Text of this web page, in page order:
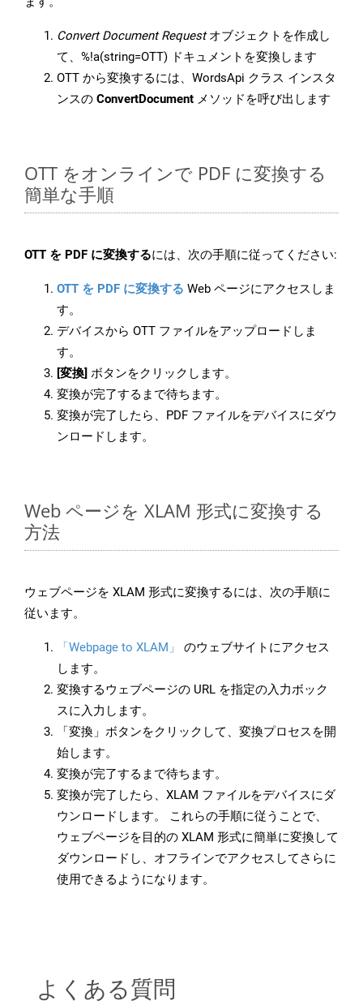
Convert Document Requestオブジェクトを作成し
て、%!a(string=OTT) ドキュメントを変換します
OTT から変換するには、WordsApi クラス インスタ
ンスの ConvertDocument メソッドを呼び出します
OTT をオンラインで PDF に変換する
簡単な手順
OTT を PDF に変換するには、次の手順に従ってください:
OTT を PDF に変換する Web ページにアクセスしま
す。
デバイスから OTT ファイルをアップロードしま
す。
[変換] ボタンをクリックします。
変換が完了するまで待ちます。
変換が完了したら、PDF ファイルをデバイスにダウ
ンロードします。
Web ページを XLAM 形式に変換する
方法
ウェブページを XLAM 形式に変換するには、次の手順に
従います。
「Webpage to XLAM」
のウェブサイトにアクセス
します。
変換するウェブページの URL を指定の入力ボック
スに入力します。
「変換」ボタンをクリックして、変換プロセスを開
始します。
変換が完了するまで待ちます。
変換が完了したら、XLAM ファイルをデバイスにダ
ウンロードします。 これらの手順に従うことで、
ウェブページを目的の XLAM 形式に簡単に変換して
ダウンロードし、オフラインでアクセスしてさらに
使用できるようになります。
よくある質問